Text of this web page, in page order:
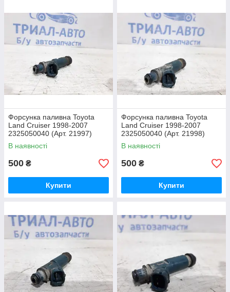
Форсунка паливна Toyota
Land Cruiser 1998-2007
2325050040 (Арт. 21997)
В наявності
500 ₴
Купити
Форсунка паливна Toyota
Land Cruiser 1998-2007
2325050040 (Арт. 21998)
В наявності
500 ₴
Купити